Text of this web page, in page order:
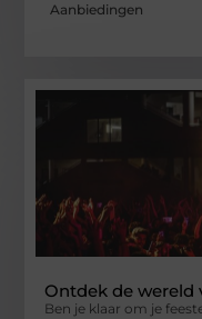
Aanbiedingen
Ontdek de wereld
Ben je klaar om je